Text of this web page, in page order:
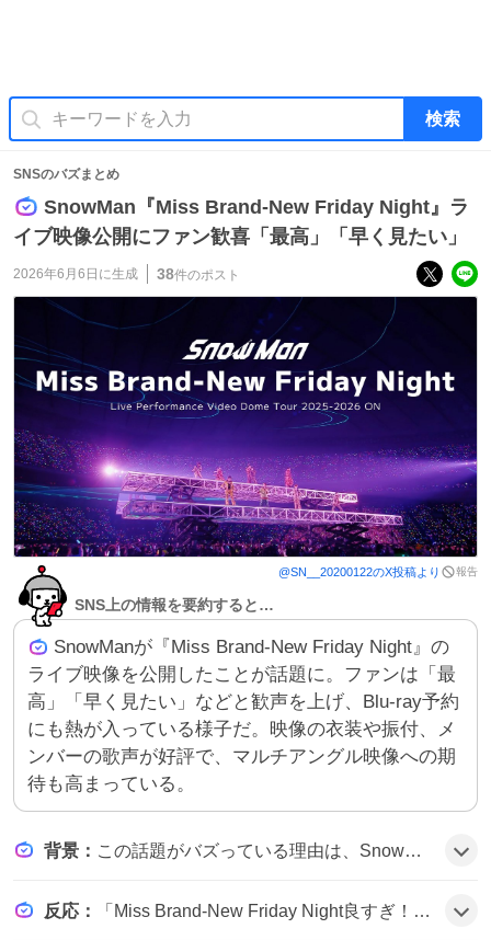
検索
SNSのバズまとめ
SnowMan『Miss Brand-New Friday Night』ラ
イブ映像公開にファン歓喜「最高」「早く見たい」
2026年6月6日 に生成 38件のポスト
@SN__20200122のX投稿より 報告
SNS上の情報を要約すると…
SnowManが『Miss Brand-New Friday Night』の
ライブ映像を公開したことが話題に。ファンは「最
高」「早く見たい」などと歓声を上げ、Blu‑ray予約
にも熱が入っている様子だ。映像の衣装や振付、メ
ンバーの歌声が好評で、マルチアングル映像への期
待も高まっている。
背景 ： この話題がバズっている理由は、SnowManの新曲『Miss Brand-New Friday Night』がツアーのハイライトとして披露され、映像が公式に公開されたことに加え、メンバー個々の魅力や衣装、振付がファンの期待感を刺激したためとみられる。
反応 ： 「Miss Brand-New Friday Night良すぎ！！！」や「翔太のお気に入り曲💙✨️」「マルチアングル早く見たい〜〜〜！！」といった声が多数。ファンは「最高」「ありがとう」「大好き」などのコメントで盛り上がり、楽しむ様子が伝わってくる。